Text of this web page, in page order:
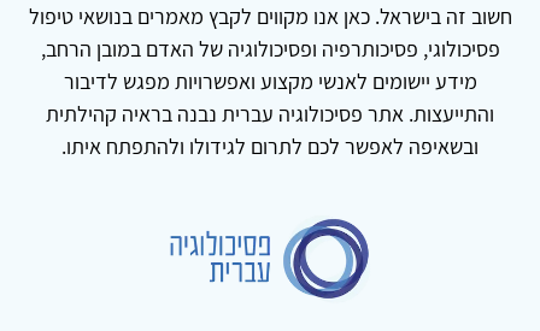
חשוב זה בישראל. כאן אנו מקווים לקבץ מאמרים בנושאי טיפול
פסיכולוגי, פסיכותרפיה ופסיכולוגיה של האדם במובן הרחב,
מידע יישומים לאנשי מקצוע ואפשרויות מפגש לדיבור
והתייעצות. אתר פסיכולוגיה עברית נבנה בראיה קהילתית
ובשאיפה לאפשר לכם לתרום לגידולו ולהתפתח איתו.